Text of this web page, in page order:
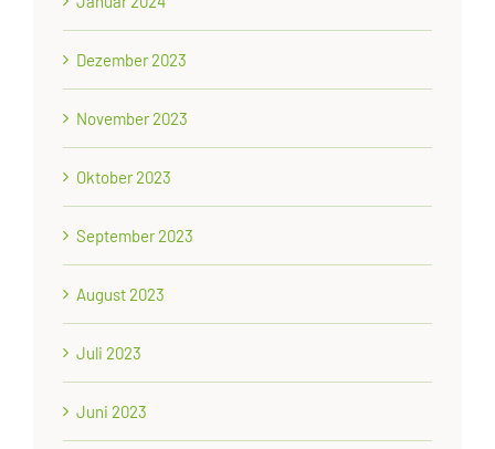
Dezember 2023
November 2023
Oktober 2023
September 2023
August 2023
Juli 2023
Juni 2023